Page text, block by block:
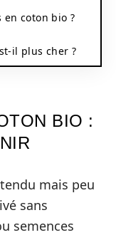
coton bio ?
il plus cher ?
BIO :
mais peu
sans
semences